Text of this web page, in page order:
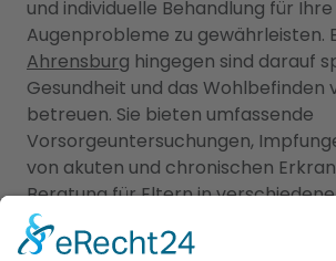
und individuelle Behandlung für Ihre
Augenprobleme zu gewährleisten.
Ahrensburg hingegen sind darauf
Gesundheit und das Wohlbefinden
betreuen. Sie bieten umfassende
Vorsorgeuntersuchungen,
von akuten und chronischen
Beratung für Eltern in
medizinischen Bereichen an.
Ahrensburg sind einfühlsam,